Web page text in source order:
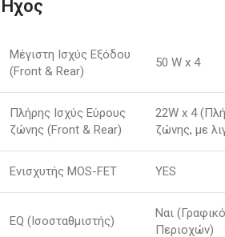
Ήχος
Μέγιστη Ισχύς Εξόδου
(Front & Rear)
50 W x 4
Πλήρης Ισχύς Εύρους
ζώνης (Front & Rear)
22W x 4
ζώνης, με
Ενισχυτής MOS-FET YES
EQ (Ισοσταθμιστής)
Ναι
Περιοχών)